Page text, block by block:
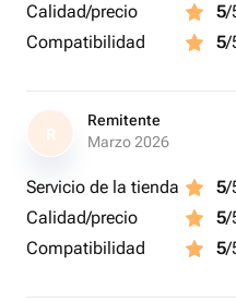
Calidad/precio
5/
Compatibilidad
5/
R
Remitente
Marzo 2026
Servicio de la tienda 5/
Calidad/precio
5/
Compatibilidad
5/